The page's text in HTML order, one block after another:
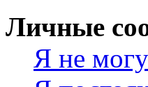
Личные
Я не